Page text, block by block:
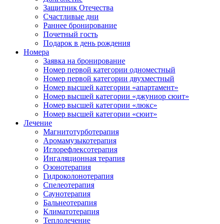
Защитник Отечества
Счастливые дни
Раннее бронирование
Почетный гость
Подарок в день рождения
Номера
Заявка на бронирование
Номер первой категории одноместный
Номер первой категории двухместный
Номер высшей категории «апартамент»
Номер высшей категории «джуниор сюит»
Номер высшей категории «люкс»
Номер высшей категории «сюит»
Лечение
Магнитотурботерапия
Аромамузыкотерапия
Иглорефлексотерапия
Ингаляционная терапия
Озонотерапия
Гидроколонотерапия
Спелеотерапия
Саунотерапия
Бальнеотерапия
Климатотерапия
Теплолечение